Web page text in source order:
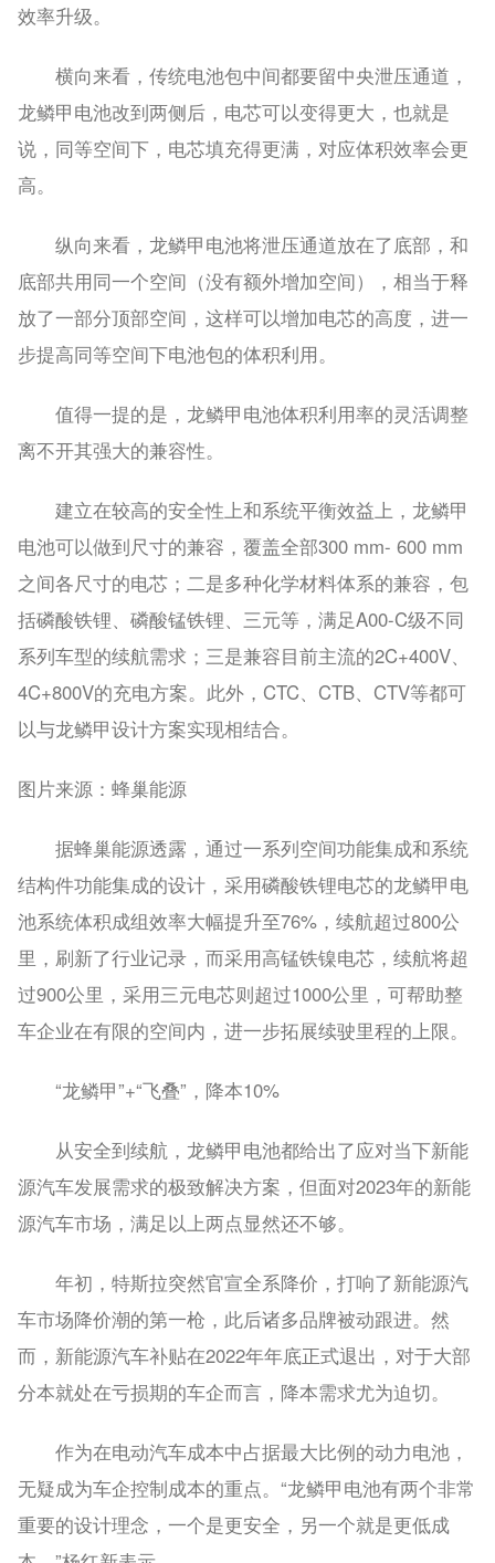
效率升级。
横向来看，传统电池包中间都要留中央泄压通道，
龙鳞甲电池改到两侧后，电芯可以变得更大，也就是
说，同等空间下，电芯填充得更满，对应体积效率会更
高。
纵向来看，龙鳞甲电池将泄压通道放在了底部，和
底部共用同一个空间（没有额外增加空间），相当于释
放了一部分顶部空间，这样可以增加电芯的高度，进一
步提高同等空间下电池包的体积利用。
值得一提的是，龙鳞甲电池体积利用率的灵活调整
离不开其强大的兼容性。
建立在较高的安全性上和系统平衡效益上，龙鳞甲
电池可以做到尺寸的兼容，覆盖全部300 mm- 600 mm
之间各尺寸的电芯；二是多种化学材料体系的兼容，包
括磷酸铁锂、磷酸锰铁锂、三元等，满足A00-C级不同
系列车型的续航需求；三是兼容目前主流的2C+400V、
4C+800V的充电方案。此外，CTC、CTB、CTV等都可
以与龙鳞甲设计方案实现相结合。
图片来源：蜂巢能源
据蜂巢能源透露，通过一系列空间功能集成和系统
结构件功能集成的设计，采用磷酸铁锂电芯的龙鳞甲电
池系统体积成组效率大幅提升至76%，续航超过800公
里，刷新了行业记录，而采用高锰铁镍电芯，续航将超
过900公里，采用三元电芯则超过1000公里，可帮助整
车企业在有限的空间内，进一步拓展续驶里程的上限。
“龙鳞甲”+“飞叠”，降本10%
从安全到续航，龙鳞甲电池都给出了应对当下新能
源汽车发展需求的极致解决方案，但面对2023年的新能
源汽车市场，满足以上两点显然还不够。
年初，特斯拉突然官宣全系降价，打响了新能源汽
车市场降价潮的第一枪，此后诸多品牌被动跟进。然
而，新能源汽车补贴在2022年年底正式退出，对于大部
分本就处在亏损期的车企而言，降本需求尤为迫切。
作为在电动汽车成本中占据最大比例的动力电池，
无疑成为车企控制成本的重点。“龙鳞甲电池有两个非常
重要的设计理念，一个是更安全，另一个就是更低成